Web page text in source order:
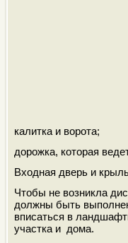
калитка и ворота;
дорожка, которая
Входная дверь и
Чтобы не возникла д
должны быть
вписаться в
участка и дома.